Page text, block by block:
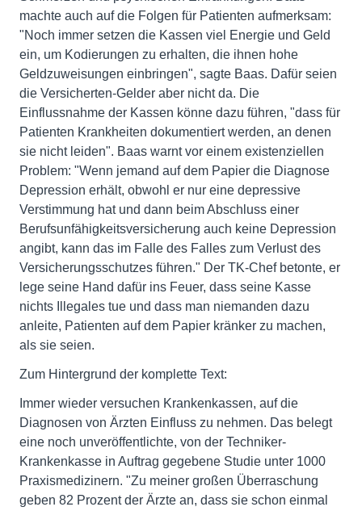
machte auch auf die Folgen für Patienten aufmerksam:
"Noch immer setzen die Kassen viel Energie und Geld
ein, um Kodierungen zu erhalten, die ihnen hohe
Geldzuweisungen einbringen", sagte Baas. Dafür seien
die Versicherten-Gelder aber nicht da. Die
Einflussnahme der Kassen könne dazu führen, "dass für
Patienten Krankheiten dokumentiert werden, an denen
sie nicht leiden". Baas warnt vor einem existenziellen
Problem: "Wenn jemand auf dem Papier die Diagnose
Depression erhält, obwohl er nur eine depressive
Verstimmung hat und dann beim Abschluss einer
Berufsunfähigkeitsversicherung auch keine Depression
angibt, kann das im Falle des Falles zum Verlust des
Versicherungsschutzes führen." Der TK-Chef betonte, er
lege seine Hand dafür ins Feuer, dass seine Kasse
nichts Illegales tue und dass man niemanden dazu
anleite, Patienten auf dem Papier kränker zu machen,
als sie seien.
Zum Hintergrund der komplette Text:
Immer wieder versuchen Krankenkassen, auf die
Diagnosen von Ärzten Einfluss zu nehmen. Das belegt
eine noch unveröffentlichte, von der Techniker-
Krankenkasse in Auftrag gegebene Studie unter 1000
Praxismedizinern. "Zu meiner großen Überraschung
geben 82 Prozent der Ärzte an, dass sie schon einmal